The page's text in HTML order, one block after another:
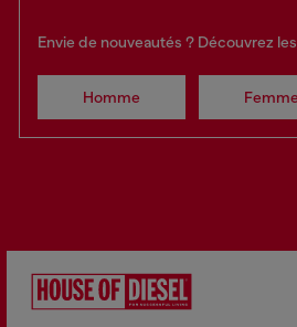
Envie de nouveautés ? Découvrez
Homme Femme